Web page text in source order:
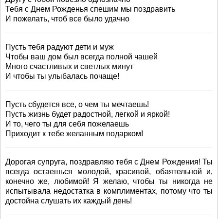
Тебя с Днем Рожденья спешим мы поздравить
И пожелать, чтоб все было удачно
Пусть тебя радуют дети и муж
Чтобы ваш дом был всегда полной чашей
Много счастливых и светлых минут
И чтобы ты улыбалась почаще!
Пусть сбудется все, о чем ты мечтаешь!
Пусть жизнь будет радостной, легкой и яркой!
И то, чего ты для себя пожелаешь
Приходит к тебе желанным подарком!
Дорогая супруга, поздравляю тебя с Днем Рождения! Ты
всегда остаешься молодой, красивой, обаятельной и,
конечно же, любимой! Я желаю, чтобы ты никогда не
испытывала недостатка в комплиментах, потому что ты
достойна слушать их каждый день!